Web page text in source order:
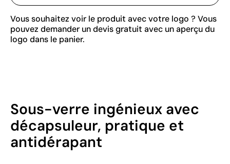
Vous souhaitez voir le produit avec votre logo ? Vous
pouvez demander un devis gratuit avec un aperçu du
logo dans le panier.
Sous-verre ingénieux avec
décapsuleur, pratique et
antidérapant